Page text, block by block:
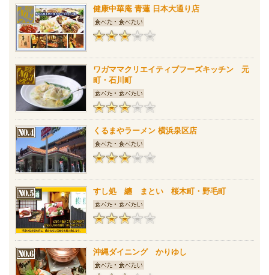
健康中華庵 青蓮 日本大通り店
ワガママクリエイティブフーズキッチン 元
町・石川町
くるまやラーメン 横浜泉区店
すし処 纏 まとい 桜木町・野毛町
沖縄ダイニング かりゆし